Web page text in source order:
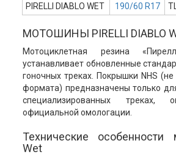
PIRELLI DIABLO WET 190/60 R17
МОТОШИНЫ PIRELLI DIABLO
Мотоциклетная резина
устанавливает обновленные
гоночных треках. Покрышки NHS
формата) предназначены только
специализированных
официальной омологации.
Технические особенности
Wet